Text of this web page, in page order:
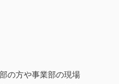
の方や事業部の現場